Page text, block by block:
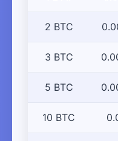
2 BTC
3 BTC
5 BTC
10 BTC